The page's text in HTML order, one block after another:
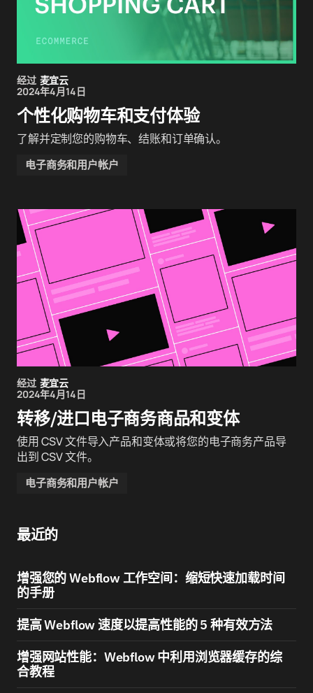
经过 麦宜云
2024年4月14日
个性化购物车和支付体验
了解并定制您的购物车、结账和订单确认。
电子商务和用户帐户
经过 麦宜云
2024年4月14日
转移/进口电子商务商品和变体
使用 CSV 文件导入产品和变体或将您的电子商务产品导
出到 CSV 文件。
电子商务和用户帐户
最近的
增强您的 Webflow 工作空间：缩短快速加载时间
的手册
提高 Webflow 速度以提高性能的 5 种有效方法
增强网站性能：Webflow 中利用浏览器缓存的综
合教程